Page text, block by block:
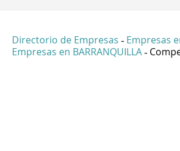
Directorio de Empresas - Empresas
Empresas en BARRANQUILLA -